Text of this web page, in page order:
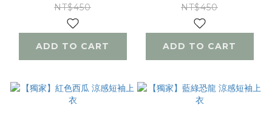
NT$450
ADD TO CART
NT$450
ADD TO CART